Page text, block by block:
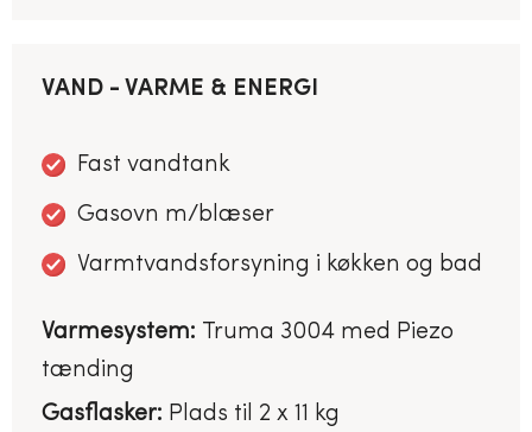
VAND - VARME & ENERGI
Fast vandtank
Gasovn m/blæser
Varmtvandsforsyning i køkken og bad
Varmesystem: Truma 3004 med Piezo
tænding
Gasflasker: Plads til 2 x 11 kg